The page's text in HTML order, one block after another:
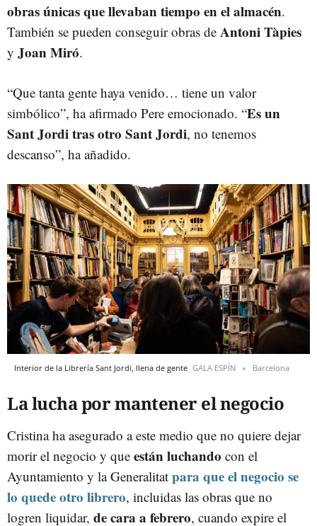
obras únicas que llevaban tiempo en el almacén.
También se pueden conseguir obras de Antoni Tàpies
y Joan Miró.
“Que tanta gente haya venido… tiene un valor
simbólico”, ha afirmado Pere emocionado. “Es un
Sant Jordi tras otro Sant Jordi, no tenemos
descanso”, ha añadido.
Interior de la Librería Sant Jordi, llena de gente GALA ESPÍN Barcelona
La lucha por mantener el negocio
Cristina ha asegurado a este medio que no quiere dejar
morir el negocio y que están luchando con el
Ayuntamiento y la Generalitat para que el negocio se
lo quede otro librero, incluidas las obras que no
logren liquidar, de cara a febrero, cuando expire el